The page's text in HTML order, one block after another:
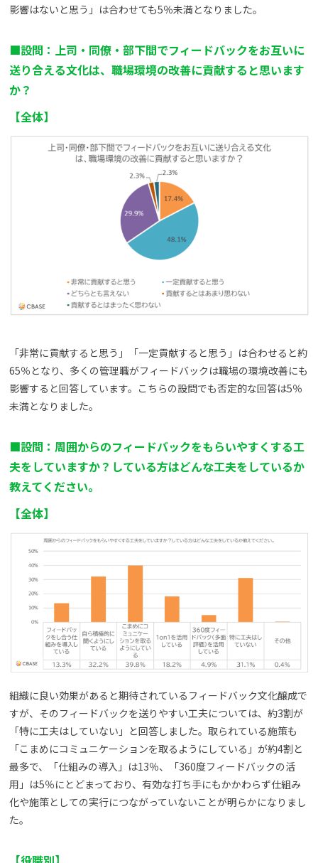
影響はないと思う」は合わせても5％未満となりました。
■設問：上司・同僚・部下間でフィードバックをお互いに
送り合える文化は、職場環境の改善に貢献すると思います
か？
【全体】
「非常に貢献すると思う」「一定貢献すると思う」は合わせると約
65％となり、多くの管理職がフィードバックは職場の環境改善にも
影響すると回答しています。こちらの設問でも否定的な回答は5％
未満となりました。
■設問：周囲からのフィードバックをもらいやすくする工
夫をしていますか？している方はどんな工夫をしているか
教えてください。
【全体】
組織に良い効果があると期待されているフィードバック文化醸成で
すが、そのフィードバックを送りやすい工夫については、約3割が
「特に工夫はしていない」と回答しました。取られている施策も
「こまめにコミュニケーションを取るようにしている」が約4割と
最多で、「仕組みの導入」は13％、「360度フィードバックの活
用」は5％にとどまっており、有効な打ち手にもかかわらず仕組み
化や施策としての実行につながっていないことが明らかになりまし
た。